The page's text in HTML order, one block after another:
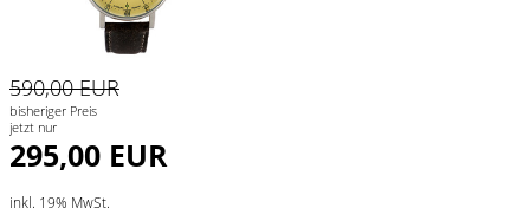
590,00 EUR
bisheriger Preis
jetzt nur
295,00 EUR
inkl. 19% MwSt.